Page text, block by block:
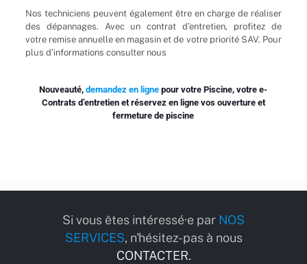
Nos techniciens peuvent également être en charge de réaliser
des dépannages. Avec un contrat d’entretien, profitez de
votre remise annuelle en magasin et de votre priorité SAV. Pour
plus d’informations consulter nous
Nouveauté,demandez en ligne pour votre Piscine, votre e-
Contrats d’entretien et réservez en ligne vos ouverture et
fermeture de piscine
Si vous êtes intéressé·e par NOS
SERVICES, n'hésitez-pas à nous
CONTACTER.